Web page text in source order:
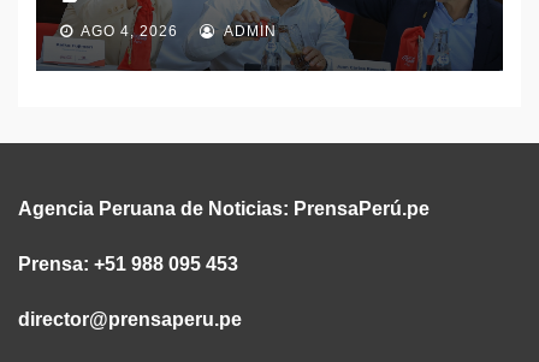
AGO 4, 2026 ADMIN
Agencia Peruana de Noticias: PrensaPerú.pe
Prensa: +51 988 095 453
director@prensaperu.pe